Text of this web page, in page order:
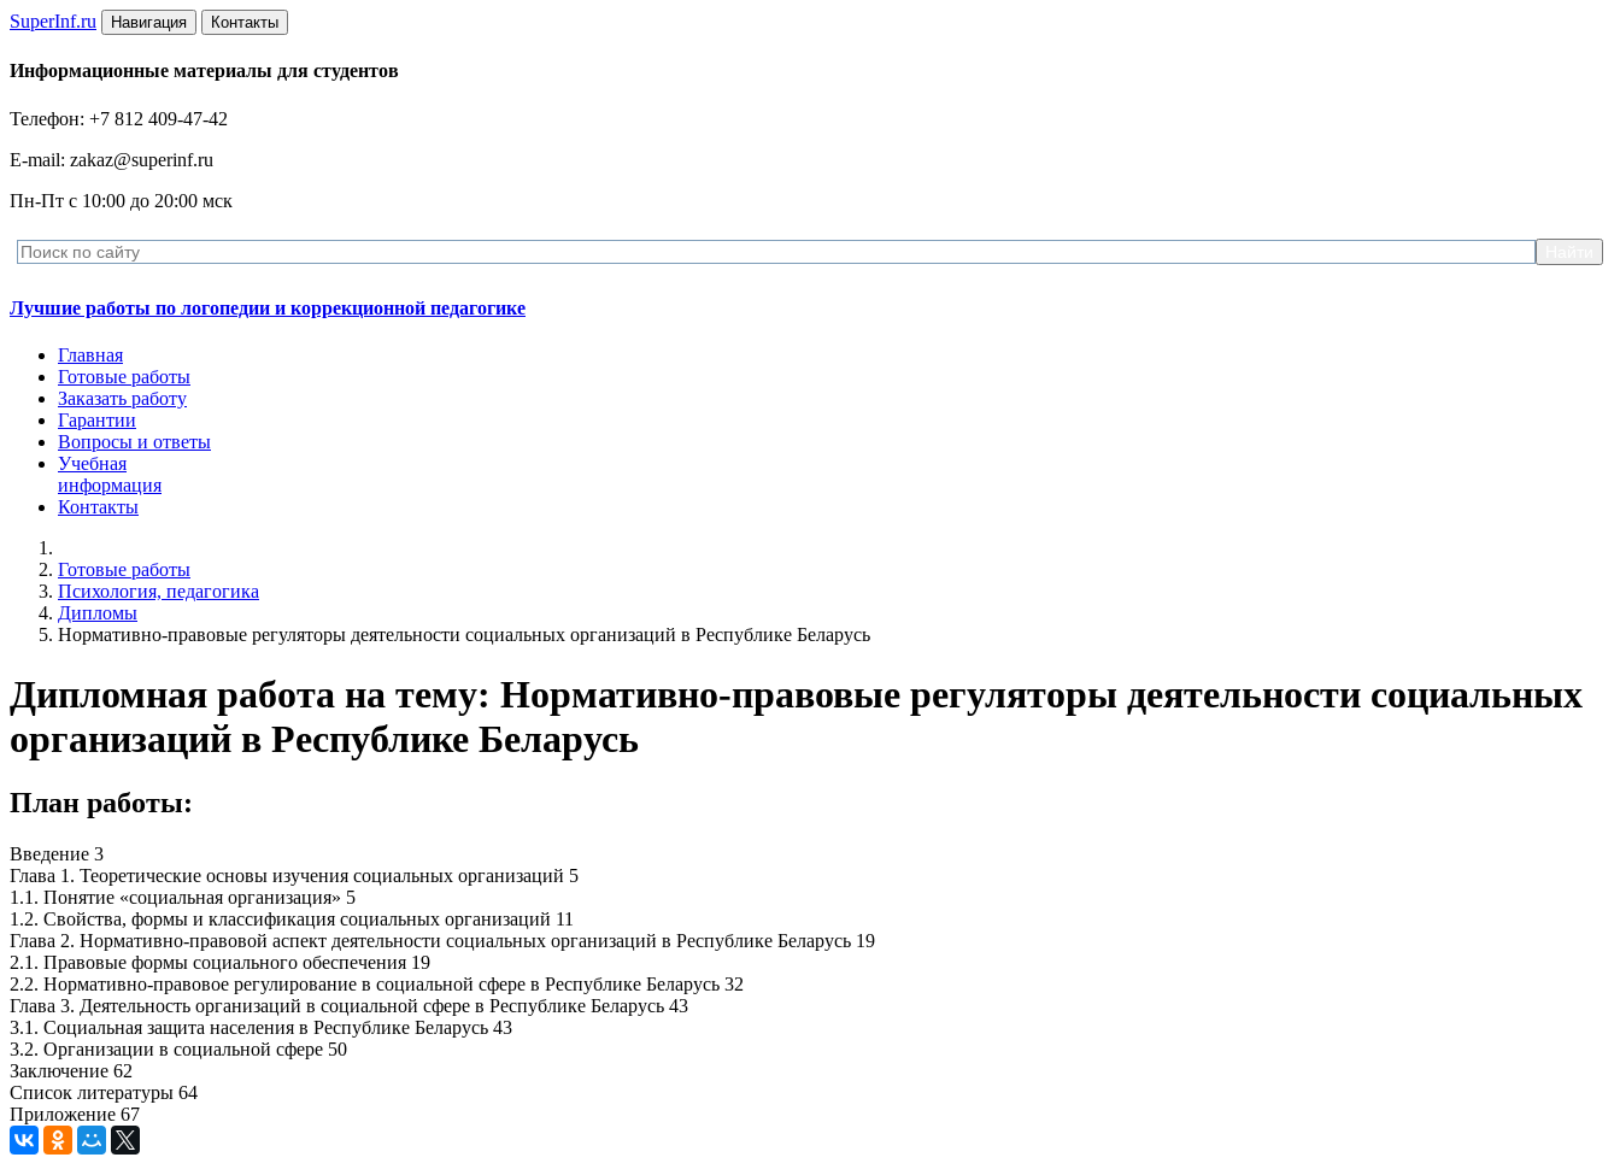
SuperInf.ru Навигация Контакты
Информационные материалы для студентов
Телефон: +7 812 409-47-42
E-mail: zakaz@superinf.ru
Пн-Пт с 10:00 до 20:00 мск
Лучшие работы по логопедии и коррекционной педагогике
Главная
Готовые работы
Заказать работу
Гарантии
Вопросы и ответы
Учебная
информация
Контакты
Готовые работы
Психология, педагогика
Дипломы
Нормативно-правовые регуляторы деятельности социальных организаций в Республике Беларусь
Дипломная работа на тему: Нормативно-правовые регуляторы деятельности социальных
организаций в Республике Беларусь
План работы:
Введение 3
Глава 1. Теоретические основы изучения социальных организаций 5
1.1. Понятие «социальная организация» 5
1.2. Свойства, формы и классификация социальных организаций 11
Глава 2. Нормативно-правовой аспект деятельности социальных организаций в Республике Беларусь 19
2.1. Правовые формы социального обеспечения 19
2.2. Нормативно-правовое регулирование в социальной сфере в Республике Беларусь 32
Глава 3. Деятельность организаций в социальной сфере в Республике Беларусь 43
3.1. Социальная защита населения в Республике Беларусь 43
3.2. Организации в социальной сфере 50
Заключение 62
Список литературы 64
Приложение 67